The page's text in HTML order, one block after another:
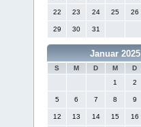
22 23 24 25 26
29 30 31
Januar 2025
S M D M D
1
2
5 6 7 8 9
12 13 14 15 16